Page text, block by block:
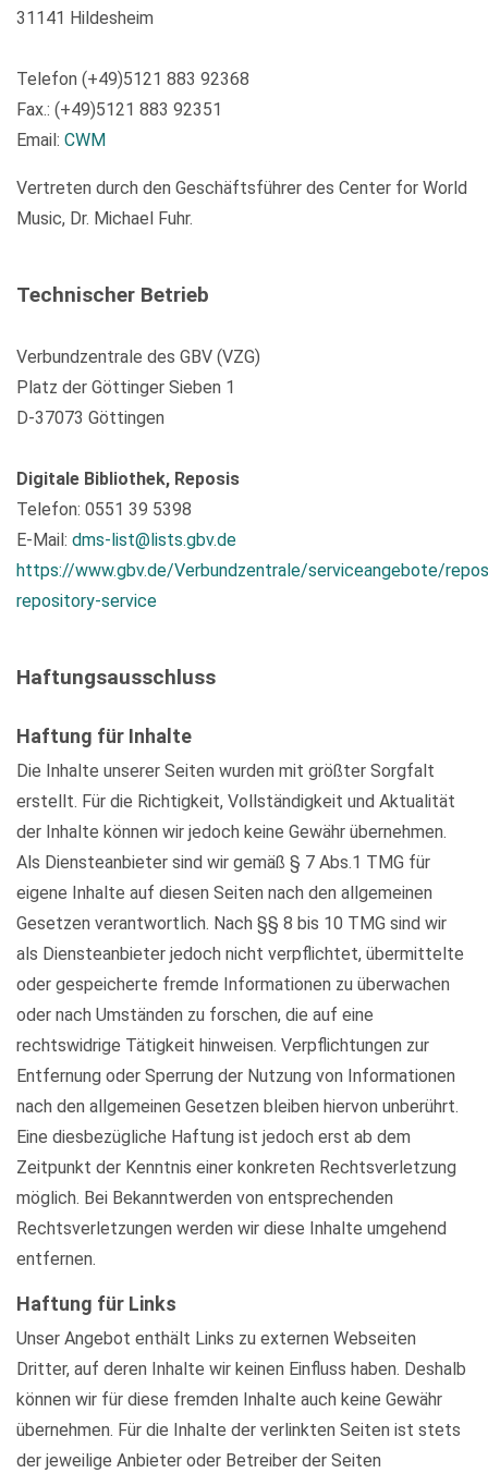
31141 Hildesheim
Telefon (+49)5121 883 92368
Fax.: (+49)5121 883 92351
Email: CWM
Vertreten durch den Geschäftsführer des Center for World
Music, Dr. Michael Fuhr.
Technischer Betrieb
Verbundzentrale des GBV (VZG)
Platz der Göttinger Sieben 1
D-37073 Göttingen
Digitale Bibliothek, Reposis
Telefon: 0551 39 5398
E-Mail: dms-list@lists.gbv.de
https://www.gbv.de/Verbundzentrale/serviceangebote/
repository-service
Haftungsausschluss
Haftung für Inhalte
Die Inhalte unserer Seiten wurden mit größter Sorgfalt
erstellt. Für die Richtigkeit, Vollständigkeit und Aktualität
der Inhalte können wir jedoch keine Gewähr übernehmen.
Als Diensteanbieter sind wir gemäß § 7 Abs.1 TMG für
eigene Inhalte auf diesen Seiten nach den allgemeinen
Gesetzen verantwortlich. Nach §§ 8 bis 10 TMG sind wir
als Diensteanbieter jedoch nicht verpflichtet, übermittelte
oder gespeicherte fremde Informationen zu überwachen
oder nach Umständen zu forschen, die auf eine
rechtswidrige Tätigkeit hinweisen. Verpflichtungen zur
Entfernung oder Sperrung der Nutzung von Informationen
nach den allgemeinen Gesetzen bleiben hiervon unberührt.
Eine diesbezügliche Haftung ist jedoch erst ab dem
Zeitpunkt der Kenntnis einer konkreten Rechtsverletzung
möglich. Bei Bekanntwerden von entsprechenden
Rechtsverletzungen werden wir diese Inhalte umgehend
entfernen.
Haftung für Links
Unser Angebot enthält Links zu externen Webseiten
Dritter, auf deren Inhalte wir keinen Einfluss haben. Deshalb
können wir für diese fremden Inhalte auch keine Gewähr
übernehmen. Für die Inhalte der verlinkten Seiten ist stets
der jeweilige Anbieter oder Betreiber der Seiten